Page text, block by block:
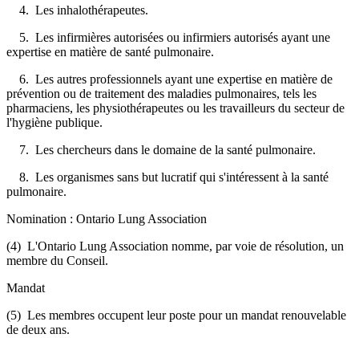
4. Les inhalothérapeutes.
5. Les infirmières autorisées ou infirmiers autorisés ayant une
expertise en matière de santé pulmonaire.
6. Les autres professionnels ayant une expertise en matière de
prévention ou de traitement des maladies pulmonaires, tels les
pharmaciens, les physiothérapeutes ou les travailleurs du secteur de
l'hygiène publique.
7. Les chercheurs dans le domaine de la santé pulmonaire.
8. Les organismes sans but lucratif qui s'intéressent à la santé
pulmonaire.
Nomination : Ontario Lung Association
(4) L'Ontario Lung Association nomme, par voie de résolution, un
membre du Conseil.
Mandat
(5) Les membres occupent leur poste pour un mandat renouvelable
de deux ans.